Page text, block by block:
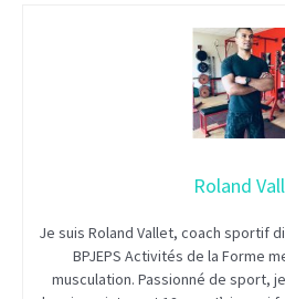
Roland
Je suis Roland Vallet, coach sportif
BPJEPS Activités de la Forme
musculation. Passionné de sport,